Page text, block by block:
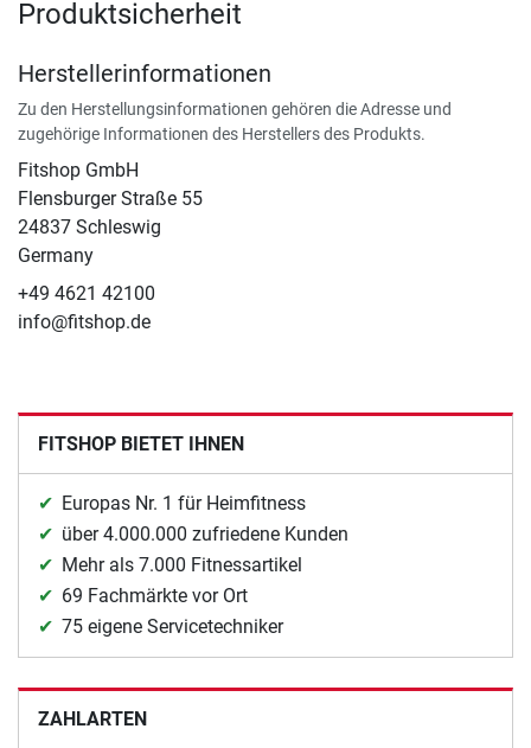
Produktsicherheit
Herstellerinformationen
Zu den Herstellungsinformationen gehören die Adresse und
zugehörige Informationen des Herstellers des Produkts.
Fitshop GmbH
Flensburger Straße 55
24837 Schleswig
Germany
+49 4621 42100
info@fitshop.de
FITSHOP BIETET IHNEN
Europas Nr. 1 für Heimfitness
über 4.000.000 zufriedene Kunden
Mehr als 7.000 Fitnessartikel
69 Fachmärkte vor Ort
75 eigene Servicetechniker
ZAHLARTEN